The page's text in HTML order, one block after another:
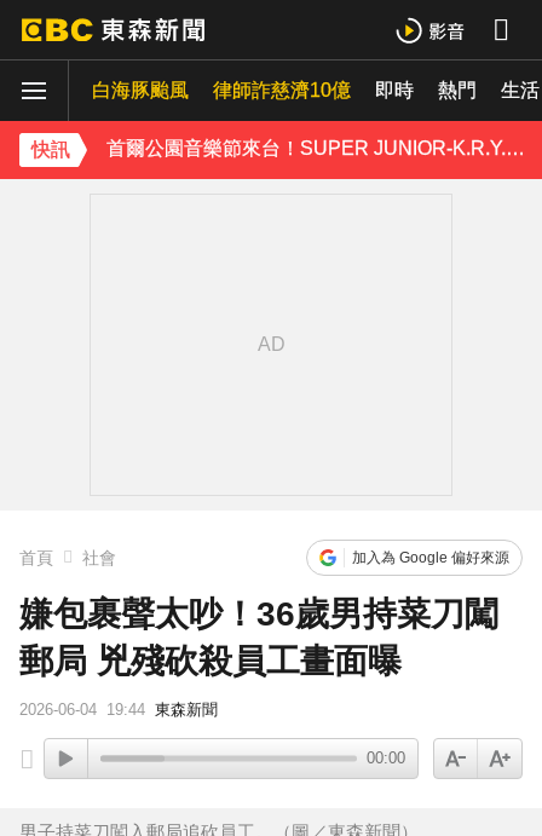
白海豚颱風 律師詐慈濟10億 即時 熱門 生活
快訊
資深男星爆離世！後輩發文哀悼 享年72歲
首爾公園音樂節來台！SUPER JUNIOR-K.R.Y.成軍20週年 破天荒高雄合體
TWICE定延不續約！手寫信宣布離開JYP 簽新東家成邊佑錫師妹
首頁 社會 加入為 Google 偏好來源
嫌包裹聲太吵！36歲男持菜刀闖
郵局 兇殘砍殺員工畫面曝
2026-06-04 19:44 東森新聞
00:00